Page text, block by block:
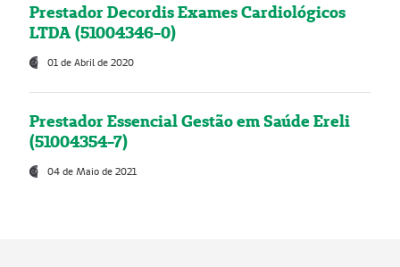
Prestador Decordis Exames Cardiológicos
LTDA (51004346-0)
01 de Abril de 2020
Prestador Essencial Gestão em Saúde Ereli
(51004354-7)
04 de Maio de 2021